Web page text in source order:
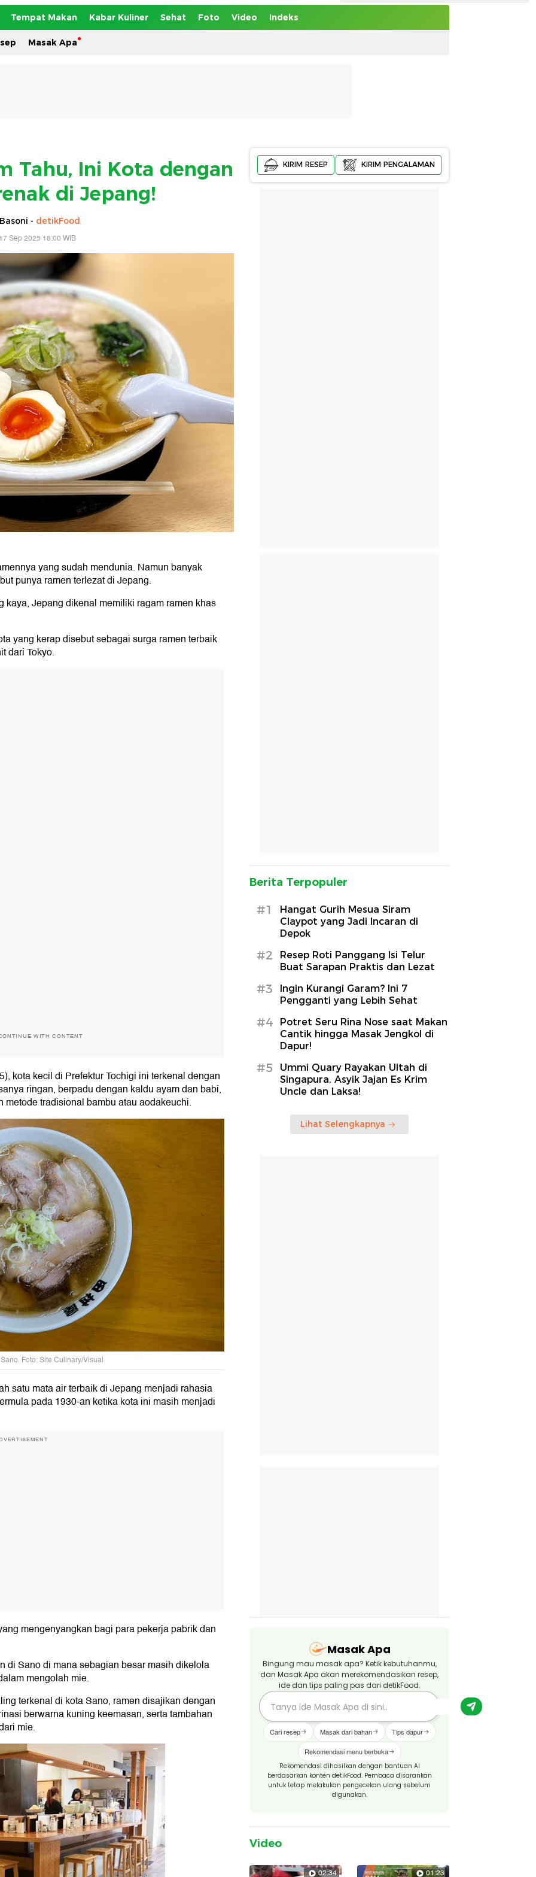
Tempat Makan Kabar Kuliner Sehat Foto Video Indeks
Masak Apa
Tahu, Ini Kota dengan
di Jepang!
- detikFood
Sep 2025 18:00 WIB
yang sudah mendunia. Namun banyak
punya ramen terlezat di Jepang.
Jepang dikenal memiliki ragam ramen khas
yang kerap disebut sebagai surga ramen terbaik
dari Tokyo.
WITH CONTENT
kota kecil di Prefektur Tochigi ini terkenal dengan
ringan, berpadu dengan kaldu ayam dan babi,
tradisional bambu atau aodakeuchi.
Foto: Site Culinary/Visual
satu mata air terbaik di Jepang menjadi rahasia
pada 1930-an ketika kota ini masih menjadi
mengenyangkan bagi para pekerja pabrik dan
di Sano di mana sebagian besar masih dikelola
mengolah mie.
terkenal di kota Sano, ramen disajikan dengan
berwarna kuning keemasan, serta tambahan
mie.
KIRIM RESEP KIRIM PENGALAMAN
Berita Terpopuler
#1
Hangat Gurih Mesua Siram
Claypot yang Jadi Incaran di
Depok
#2
Resep Roti Panggang Isi Telur
Buat Sarapan Praktis dan Lezat
#3
Ingin Kurangi Garam? Ini 7
Pengganti yang Lebih Sehat
#4
Potret Seru Rina Nose saat Makan
Cantik hingga Masak Jengkol di
Dapur!
#5
Ummi Quary Rayakan Ultah di
Singapura, Asyik Jajan Es Krim
Uncle dan Laksa!
Lihat Selengkapnya
Masak Apa
Bingung mau masak apa? Ketik kebutuhanmu,
dan Masak Apa akan merekomendasikan resep,
ide dan tips paling pas dari detikFood.
Cari resep Masak dari bahan Tips dapur
Rekomendasi menu berbuka
Rekomendasi dihasilkan dengan bantuan AI
berdasarkan konten detikFood. Pembaca disarankan
untuk tetap melakukan pengecekan ulang sebelum
digunakan.
Video
02:34 01:23